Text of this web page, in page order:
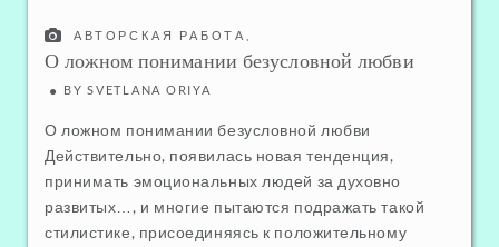
АВТОРСКАЯ РАБОТА
О ложном понимании безусловной любви
BYSVETLANA ORIYA
О ложном понимании безусловной любви
Действительно, появилась новая тенденция,
принимать эмоциональных людей за духовно
развитых…, и многие пытаются подражать такой
стилистике, присоединяясь к положительному